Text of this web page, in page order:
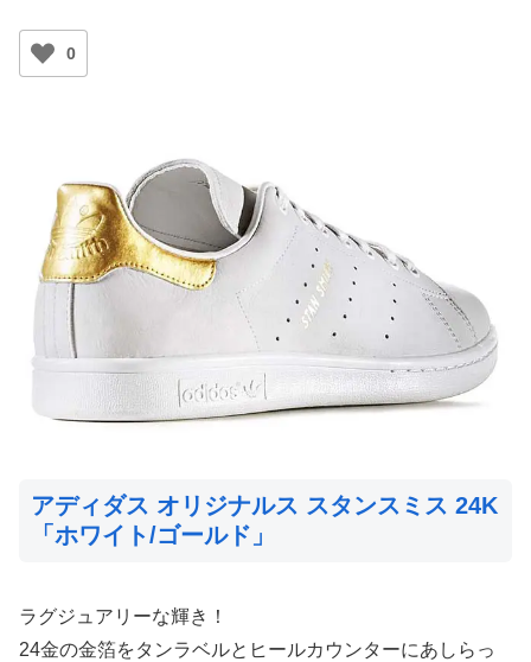
0
アディダス オリジナルス スタンスミス 24K
「ホワイト/ゴールド」
ラグジュアリーな輝き！
24金の金箔をタンラベルとヒールカウンターにあしらっ